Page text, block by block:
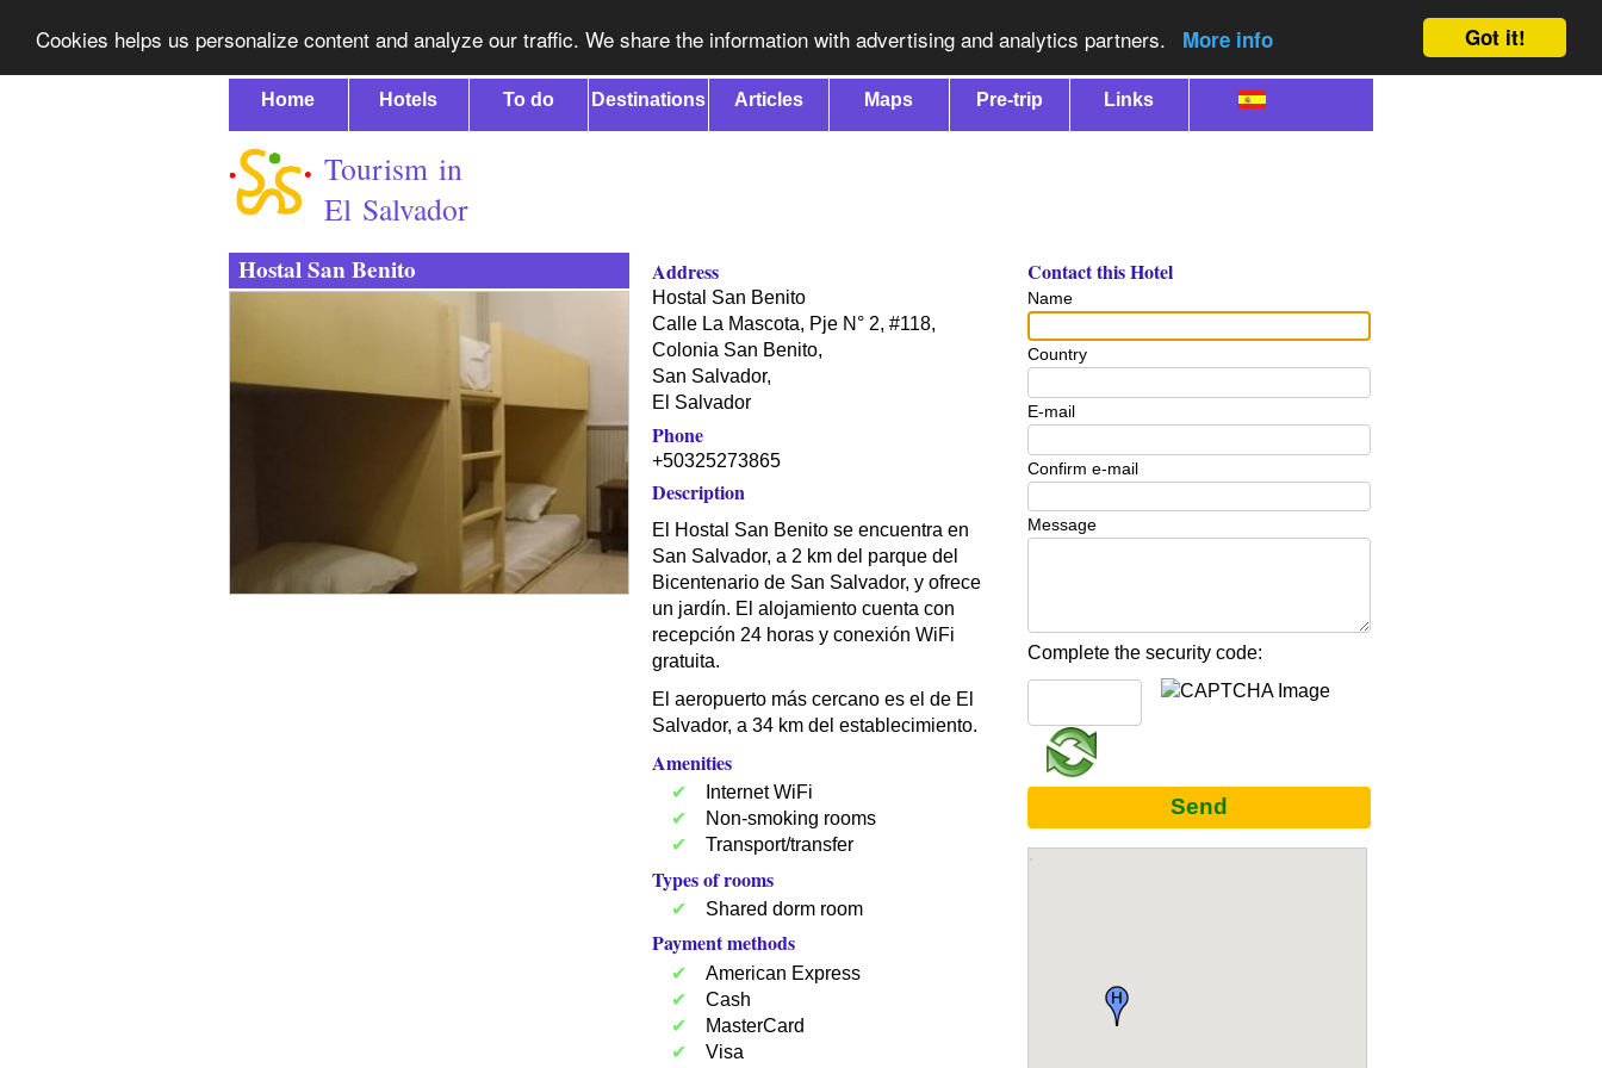
Got it!
Cookies helps us personalize content and analyze our traffic. We share the information with advertising and analytics partners. More info
Home Hotels To do Destinations Articles Maps Pre-trip Links
Tourism in
El Salvador
Hostal San Benito Address
Hostal San Benito
Calle La Mascota, Pje N° 2, #118,
Colonia San Benito,
San Salvador,
El Salvador
Phone
+50325273865
Description
El Hostal San Benito se encuentra en
San Salvador, a 2 km del parque del
Bicentenario de San Salvador, y ofrece
un jardín. El alojamiento cuenta con
recepción 24 horas y conexión WiFi
gratuita.
El aeropuerto más cercano es el de El
Salvador, a 34 km del establecimiento.
Amenities
Internet WiFi
Non-smoking rooms
Transport/transfer
Types of rooms
Shared dorm room
Payment methods
American Express
Cash
MasterCard
Visa
Contact this Hotel
Name
Country
E-mail
Confirm e-mail
Message
Complete the security code:
Send